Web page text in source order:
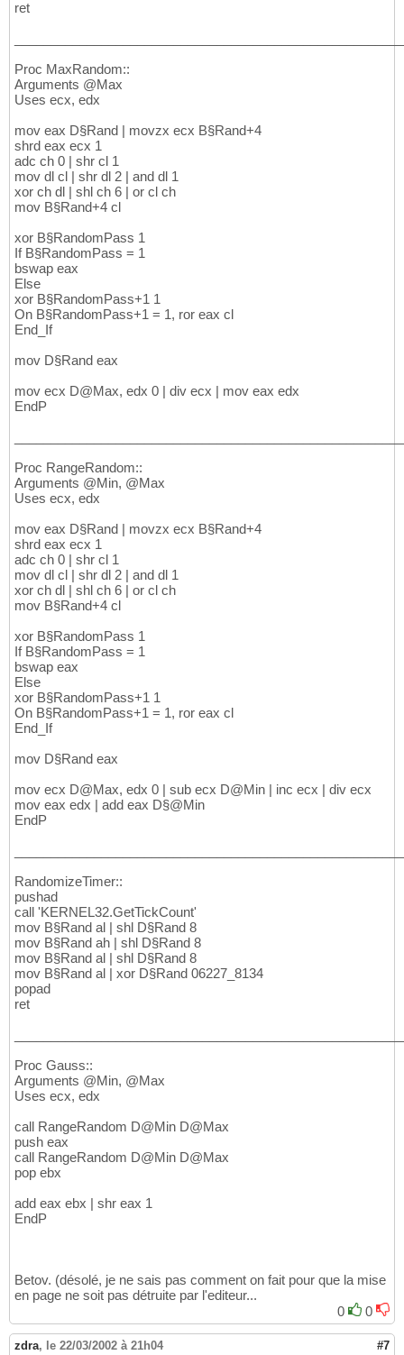
ret
Proc MaxRandom::
Arguments @Max
Uses ecx, edx
mov eax D§Rand | movzx ecx B§Rand+4
shrd eax ecx 1
adc ch 0 | shr cl 1
mov dl cl | shr dl 2 | and dl 1
xor ch dl | shl ch 6 | or cl ch
mov B§Rand+4 cl
xor B§RandomPass 1
If B§RandomPass = 1
bswap eax
Else
xor B§RandomPass+1 1
On B§RandomPass+1 = 1, ror eax cl
End_If
mov D§Rand eax
mov ecx D@Max, edx 0 | div ecx | mov eax edx
EndP
Proc RangeRandom::
Arguments @Min, @Max
Uses ecx, edx
mov eax D§Rand | movzx ecx B§Rand+4
shrd eax ecx 1
adc ch 0 | shr cl 1
mov dl cl | shr dl 2 | and dl 1
xor ch dl | shl ch 6 | or cl ch
mov B§Rand+4 cl
xor B§RandomPass 1
If B§RandomPass = 1
bswap eax
Else
xor B§RandomPass+1 1
On B§RandomPass+1 = 1, ror eax cl
End_If
mov D§Rand eax
mov ecx D@Max, edx 0 | sub ecx D@Min | inc ecx | div ecx
mov eax edx | add eax D§@Min
EndP
RandomizeTimer::
pushad
call 'KERNEL32.GetTickCount'
mov B§Rand al | shl D§Rand 8
mov B§Rand ah | shl D§Rand 8
mov B§Rand al | shl D§Rand 8
mov B§Rand al | xor D§Rand 06227_8134
popad
ret
Proc Gauss::
Arguments @Min, @Max
Uses ecx, edx
call RangeRandom D@Min D@Max
push eax
call RangeRandom D@Min D@Max
pop ebx
add eax ebx | shr eax 1
EndP
Betov. (désolé, je ne sais pas comment on fait pour que la mise
en page ne soit pas détruite par l'editeur...
0
0
zdra, le 22/03/2002 à 21h04 #7